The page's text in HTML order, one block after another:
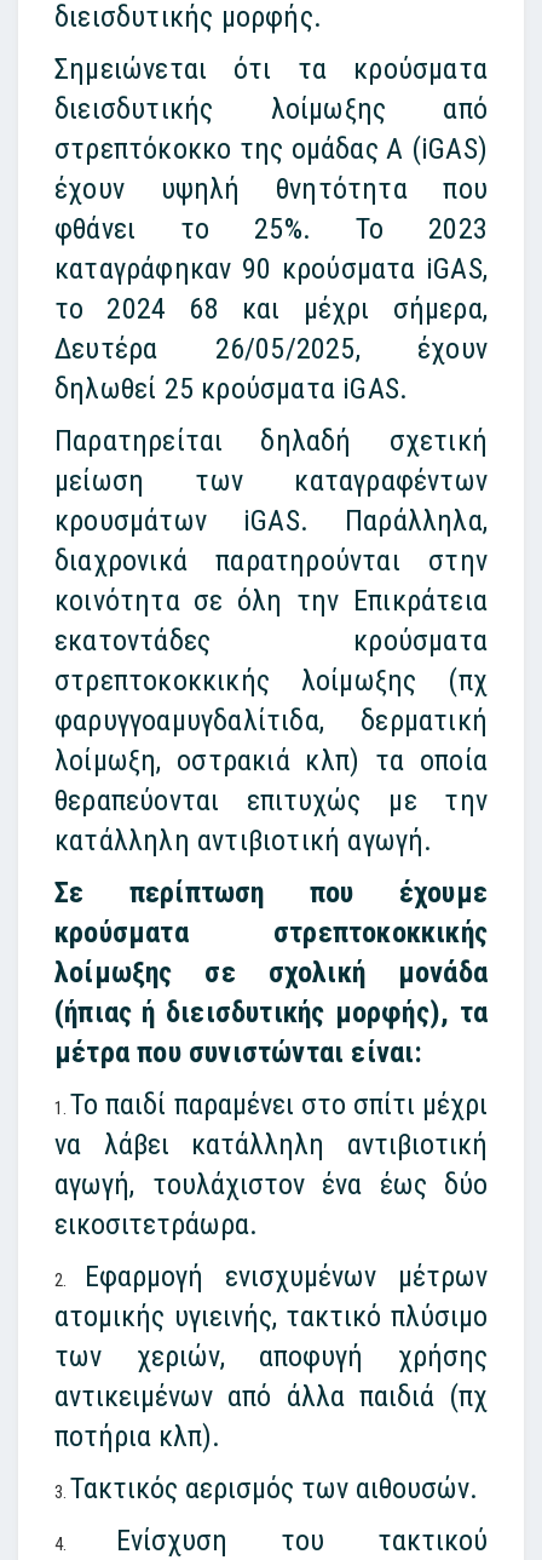
διεισδυτικής μορφής.
Σημειώνεται ότι τα κρούσματα
διεισδυτικής λοίμωξης από
στρεπτόκοκκο της ομάδας Α (iGAS)
έχουν υψηλή θνητότητα που
φθάνει το 25%. Το 2023
καταγράφηκαν 90 κρούσματα iGAS,
το 2024 68 και μέχρι σήμερα,
Δευτέρα 26/05/2025, έχουν
δηλωθεί 25 κρούσματα iGAS.
Παρατηρείται δηλαδή σχετική
μείωση των καταγραφέντων
κρουσμάτων iGAS. Παράλληλα,
διαχρονικά παρατηρούνται στην
κοινότητα σε όλη την Επικράτεια
εκατοντάδες κρούσματα
στρεπτοκοκκικής λοίμωξης (πχ
φαρυγγοαμυγδαλίτιδα, δερματική
λοίμωξη, οστρακιά κλπ) τα οποία
θεραπεύονται επιτυχώς με την
κατάλληλη αντιβιοτική αγωγή.
Σε περίπτωση που έχουμε
κρούσματα στρεπτοκοκκικής
λοίμωξης σε σχολική μονάδα
(ήπιας ή διεισδυτικής μορφής), τα
μέτρα που συνιστώνται είναι:
Το παιδί παραμένει στο σπίτι μέχρι
να λάβει κατάλληλη αντιβιοτική
αγωγή, τουλάχιστον ένα έως δύο
εικοσιτετράωρα.
Εφαρμογή ενισχυμένων μέτρων
ατομικής υγιεινής, τακτικό πλύσιμο
των χεριών, αποφυγή χρήσης
αντικειμένων από άλλα παιδιά (πχ
ποτήρια κλπ).
Τακτικός αερισμός των αιθουσών.
Ενίσχυση του τακτικού